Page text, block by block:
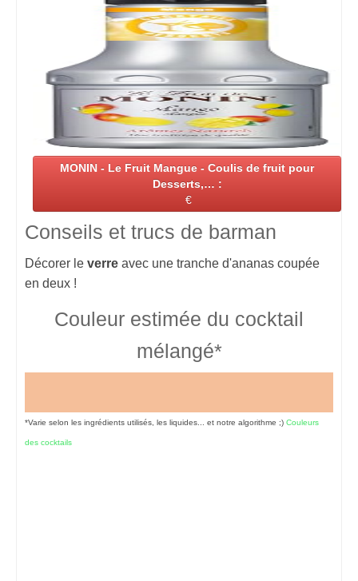
MONIN - Le Fruit Mangue - Coulis de fruit pour
Desserts,… :
€
Conseils et trucs de barman
Décorer le verre avec une tranche d'ananas coupée
en deux !
Couleur estimée du cocktail
mélangé*
*Varie selon les ingrédients utilisés, les liquides... et notre algorithme ;) Couleurs
des cocktails